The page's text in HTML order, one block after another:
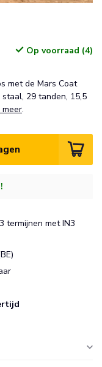
Op voorraad (4)
met de Mars Coat
29 tanden, 15,5
meer.
termijnen met IN3